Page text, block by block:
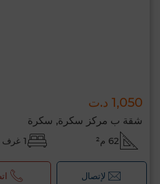
1,050 د.ت
شقة ب مركز سكرة, سكرة
62 م² 1 غرف
لإتصال